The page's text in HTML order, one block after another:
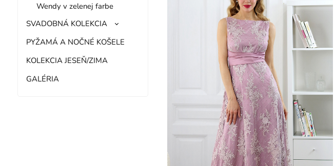
Wendy v zelenej farbe
SVADOBNÁ KOLEKCIA
PYŽAMÁ A NOČNÉ KOŠELE
KOLEKCIA JESEŇ/ZIMA
GALÉRIA